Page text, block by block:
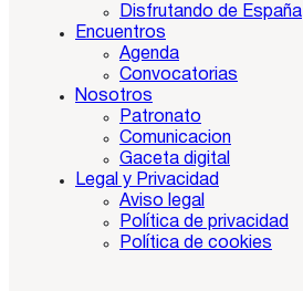
Disfrutando de España
Encuentros
Agenda
Convocatorias
Nosotros
Patronato
Comunicacion
Gaceta digital
Legal y Privacidad
Aviso legal
Política de privacidad
Política de cookies